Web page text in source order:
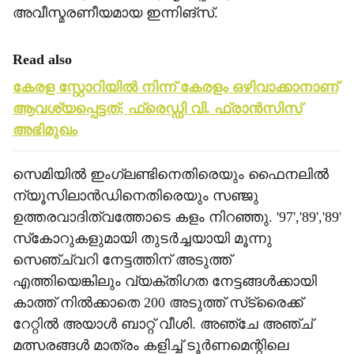
അവീസ്മരണീയമായ ഇന്നിങ്‌സ്.
Read also
കേരള സ്റ്റോറിയില്‍ നിന്ന് കേരളം ഒഴിവാക്കാനാണ്
ആവശ്യപ്പെട്ടത്; ഫ്രെഡ്ഡി വി. ഫ്രാൻസിസ്
അഭിമുഖം
സെമിയില്‍ ഇംഗ്ലണ്ടിനെതിരെയും ഫൈനലില്‍
ന്യൂസിലാന്‍ഡിനെതിരെയും സഞ്ജു
ഉത്തരവാദിത്വത്തോടെ കളം നിറഞ്ഞു. '97','89','89'
സ്‌കോറുകളുമായി തുടര്‍ച്ചയായി മൂന്നു
സെഞ്ച്വറി നേട്ടത്തിന് അടുത്ത്
എത്തിയെങ്കിലും വ്യക്തിഗത നേട്ടങ്ങള്‍ക്കായി
കാത്ത് നില്‍ക്കാതെ 200 അടുത്ത് സ്‌ട്രൈക്ക്
റേറ്റില്‍ അയാള്‍ ബാറ്റ് വീശി. അഞ്ചേ അഞ്ച്
മത്സരങ്ങള്‍ മാത്രം കളിച്ച് ടൂര്‍ണമെന്റിലെ